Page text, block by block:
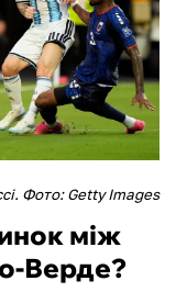
Фото: Getty Images
між
Верде?